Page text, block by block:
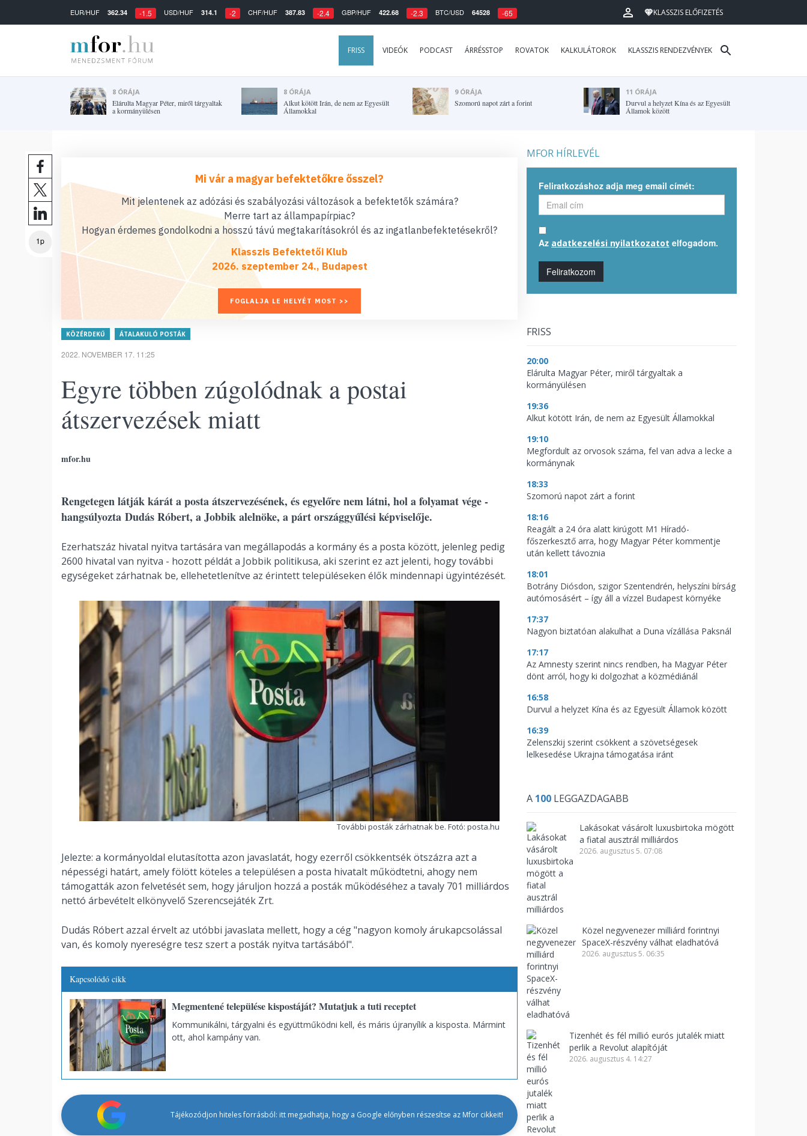
EUR/HUF 362.34 -1.5 USD/HUF 314.1 -2 CHF/HUF 387.83 -2.4 GBP/HUF 422.68 -2.3 BTC/USD 64528 -65 KLASSZIS ELŐFIZETÉS
FRISS VIDEÓK PODCAST ÁRRÉSSTOP ROVATOK KALKULÁTOROK KLASSZIS RENDEZVÉNYEK
8 ÓRÁJA
Elárulta Magyar Péter, miről tárgyaltak
a kormányülésen
8 ÓRÁJA
Alkut kötött Irán, de nem az Egyesült
Államokkal
9 ÓRÁJA
Szomorú napot zárt a forint
11 ÓRÁJA
Durvul a helyzet Kína és az Egyesült
Államok között
1p
Mi vár a magyar befektetőkre ősszel?
Mit jelentenek az adózási és szabályozási változások a befektetők számára?
Merre tart az állampapírpiac?
Hogyan érdemes gondolkodni a hosszú távú megtakarításokról és az ingatlanbefektetésekről?
Klasszis Befektetői Klub
2026. szeptember 24., Budapest
FOGLALJA LE HELYÉT MOST >>
KÖZÉRDEKŰ ÁTALAKULÓ POSTÁK
2022. NOVEMBER 17. 11:25
Egyre többen zúgolódnak a postai
átszervezések miatt
mfor.hu
Rengetegen látják kárát a posta átszervezésének, és egyelőre nem látni, hol a folyamat vége -
hangsúlyozta Dudás Róbert, a Jobbik alelnöke, a párt országgyűlési képviselője.
Ezerhatszáz hivatal nyitva tartására van megállapodás a kormány és a posta között, jelenleg pedig
2600 hivatal van nyitva - hozott példát a Jobbik politikusa, aki szerint ez azt jelenti, hogy további
egységeket zárhatnak be, ellehetetlenítve az érintett településeken élők mindennapi ügyintézését.
További posták zárhatnak be. Fotó: posta.hu
Jelezte: a kormányoldal elutasította azon javaslatát, hogy ezerről csökkentsék ötszázra azt a
népességi határt, amely fölött köteles a településen a posta hivatalt működtetni, ahogy nem
támogatták azon felvetését sem, hogy járuljon hozzá a posták működéséhez a tavaly 701 milliárdos
nettó árbevételt elkönyvelő Szerencsejáték Zrt.
Dudás Róbert azzal érvelt az utóbbi javaslata mellett, hogy a cég "nagyon komoly árukapcsolással
van, és komoly nyereségre tesz szert a posták nyitva tartásából".
Kapcsolódó cikk
Megmentené települése kispostáját? Mutatjuk a tuti receptet
Kommunikálni, tárgyalni és együttműködni kell, és máris újranyílik a kisposta. Mármint
ott, ahol kampány van.
Tájékozódjon hiteles forrásból: itt megadhatja, hogy a Google előnyben részesítse az Mfor cikkeit!
MFOR HÍRLEVÉL
Feliratkozáshoz adja meg email címét:
Az adatkezelési nyilatkozatot elfogadom.
Feliratkozom
FRISS
20:00
Elárulta Magyar Péter, miről tárgyaltak a
kormányülésen
19:36
Alkut kötött Irán, de nem az Egyesült Államokkal
19:10
Megfordult az orvosok száma, fel van adva a lecke a
kormánynak
18:33
Szomorú napot zárt a forint
18:16
Reagált a 24 óra alatt kirúgott M1 Híradó-
főszerkesztő arra, hogy Magyar Péter kommentje
után kellett távoznia
18:01
Botrány Diósdon, szigor Szentendrén, helyszíni bírság
autómosásért – így áll a vízzel Budapest környéke
17:37
Nagyon biztatóan alakulhat a Duna vízállása Paksnál
17:17
Az Amnesty szerint nincs rendben, ha Magyar Péter
dönt arról, hogy ki dolgozhat a közmédiánál
16:58
Durvul a helyzet Kína és az Egyesült Államok között
16:39
Zelenszkij szerint csökkent a szövetségesek
lelkesedése Ukrajna támogatása iránt
A 100 LEGGAZDAGABB
Lakásokat vásárolt luxusbirtoka mögött
a fiatal ausztrál milliárdos
2026. augusztus 5. 07:08
Közel negyvenezer milliárd forintnyi
SpaceX-részvény válhat eladhatóvá
2026. augusztus 5. 06:35
Tizenhét és fél millió eurós jutalék miatt
perlik a Revolut alapítóját
2026. augusztus 4. 14:27